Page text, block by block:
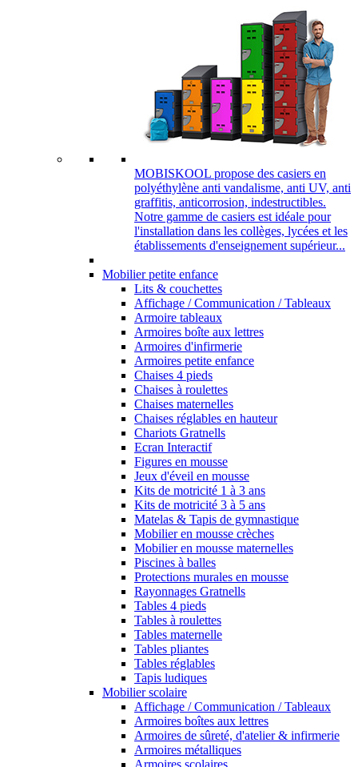
MOBISKOOL propose des casiers en
polyéthylène anti vandalisme, anti UV, anti
graffitis, anticorrosion, indestructibles.
Notre gamme de casiers est idéale pour
l'installation dans les collèges, lycées et les
établissements d'enseignement supérieur...
Mobilier petite enfance
Lits & couchettes
Affichage / Communication / Tableaux
Armoire tableaux
Armoires boîte aux lettres
Armoires d'infirmerie
Armoires petite enfance
Chaises 4 pieds
Chaises à roulettes
Chaises maternelles
Chaises réglables en hauteur
Chariots Gratnells
Ecran Interactif
Figures en mousse
Jeux d'éveil en mousse
Kits de motricité 1 à 3 ans
Kits de motricité 3 à 5 ans
Matelas & Tapis de gymnastique
Mobilier en mousse crèches
Mobilier en mousse maternelles
Piscines à balles
Protections murales en mousse
Rayonnages Gratnells
Tables 4 pieds
Tables à roulettes
Tables maternelle
Tables pliantes
Tables réglables
Tapis ludiques
Mobilier scolaire
Affichage / Communication / Tableaux
Armoires boîtes aux lettres
Armoires de sûreté, d'atelier & infirmerie
Armoires métalliques
Armoires scolaires